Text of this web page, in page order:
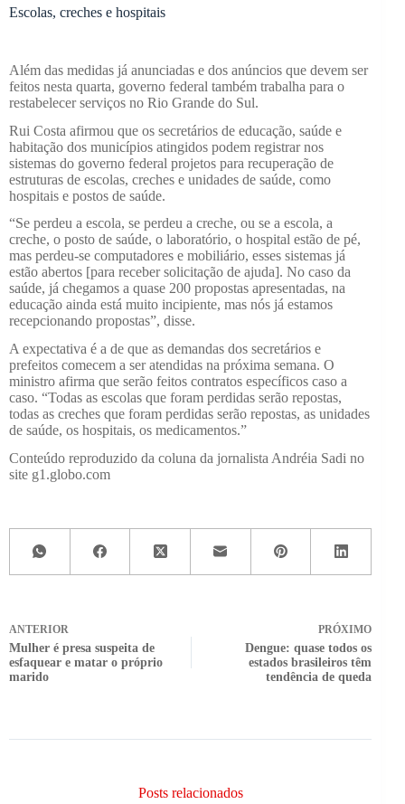
Escolas, creches e hospitais
Além das medidas já anunciadas e dos anúncios que devem ser
feitos nesta quarta, governo federal também trabalha para o
restabelecer serviços no Rio Grande do Sul.
Rui Costa afirmou que os secretários de educação, saúde e
habitação dos municípios atingidos podem registrar nos
sistemas do governo federal projetos para recuperação de
estruturas de escolas, creches e unidades de saúde, como
hospitais e postos de saúde.
“Se perdeu a escola, se perdeu a creche, ou se a escola, a
creche, o posto de saúde, o laboratório, o hospital estão de pé,
mas perdeu-se computadores e mobiliário, esses sistemas já
estão abertos [para receber solicitação de ajuda]. No caso da
saúde, já chegamos a quase 200 propostas apresentadas, na
educação ainda está muito incipiente, mas nós já estamos
recepcionando propostas”, disse.
A expectativa é a de que as demandas dos secretários e
prefeitos comecem a ser atendidas na próxima semana. O
ministro afirma que serão feitos contratos específicos caso a
caso. “Todas as escolas que foram perdidas serão repostas,
todas as creches que foram perdidas serão repostas, as unidades
de saúde, os hospitais, os medicamentos.”
Conteúdo reproduzido da coluna da jornalista Andréia Sadi no
site g1.globo.com
ANTERIOR
Mulher é presa suspeita de
esfaquear e matar o próprio
marido
PRÓXIMO
Dengue: quase todos os
estados brasileiros têm
tendência de queda
Posts relacionados